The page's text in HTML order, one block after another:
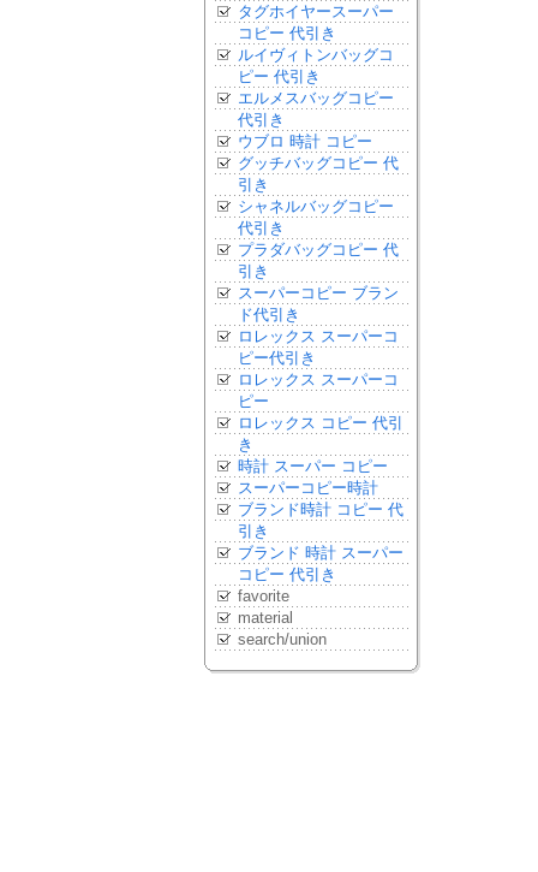
タグホイヤースーパー
コピー 代引き
ルイヴィトンバッグコ
ピー 代引き
エルメスバッグコピー
代引き
ウブロ 時計 コピー
グッチバッグコピー 代
引き
シャネルバッグコピー
代引き
プラダバッグコピー 代
引き
スーパーコピー ブラン
ド代引き
ロレックス スーパーコ
ピー代引き
ロレックス スーパーコ
ピー
ロレックス コピー 代引
き
時計 スーパー コピー
スーパーコピー時計
ブランド時計 コピー 代
引き
ブランド 時計 スーパー
コピー 代引き
favorite
material
search/union